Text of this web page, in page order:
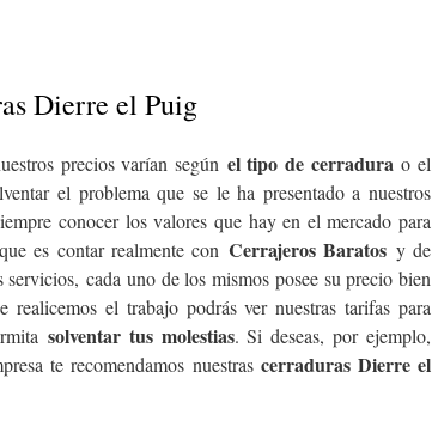
Dierre el Puig
precios varían según el tipo de cerradura o el
el problema que se le ha presentado a nuestros
conocer los valores que hay en el mercado para
es contar realmente con Cerrajeros Baratos y de
cada uno de los mismos posee su precio bien
el trabajo podrás ver nuestras tarifas para
solventar tus molestias. Si deseas, por ejemplo,
te recomendamos nuestrascerraduras Dierre el